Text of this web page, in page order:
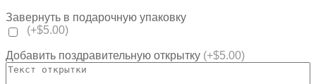
Завернуть в подарочную упаковку
(+$5.00)
Добавить поздравительную открытку (+$5.00)